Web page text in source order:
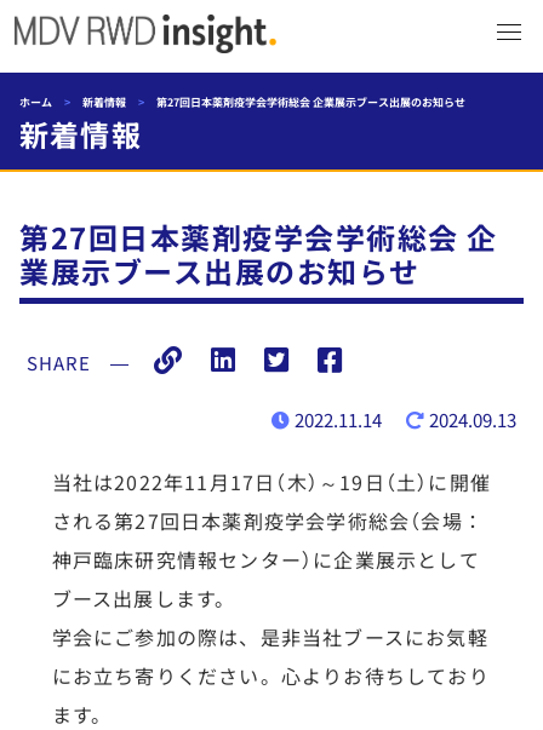
ホーム > 新着情報 > 第27回日本薬剤疫学会学術総会 企業展示ブース出展のお知らせ
新着情報
第27回日本薬剤疫学会学術総会 企
業展示ブース出展のお知らせ
SHARE ―
2022.11.14 2024.09.13
当社は2022年11月17日（木）～19日（土）に開催
される第27回日本薬剤疫学会学術総会（会場：
神戸臨床研究情報センター）に企業展示として
ブース出展します。
学会にご参加の際は、是非当社ブースにお気軽
にお立ち寄りください。心よりお待ちしており
ます。